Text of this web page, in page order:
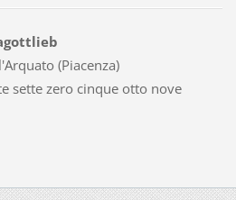
(Piacenza)
sette zero cinque otto nove